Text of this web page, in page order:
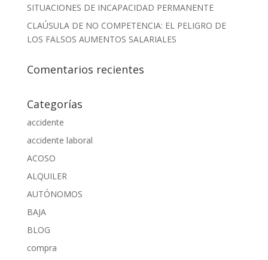
SITUACIONES DE INCAPACIDAD PERMANENTE
CLAÚSULA DE NO COMPETENCIA: EL PELIGRO DE
LOS FALSOS AUMENTOS SALARIALES
Comentarios recientes
Categorías
accidente
accidente laboral
ACOSO
ALQUILER
AUTÓNOMOS
BAJA
BLOG
compra